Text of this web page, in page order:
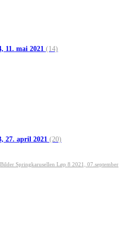
11. mai 2021 (14)
27. april 2021 (20)
Bilder Springkarusellen Løp 8 2021, 07.september